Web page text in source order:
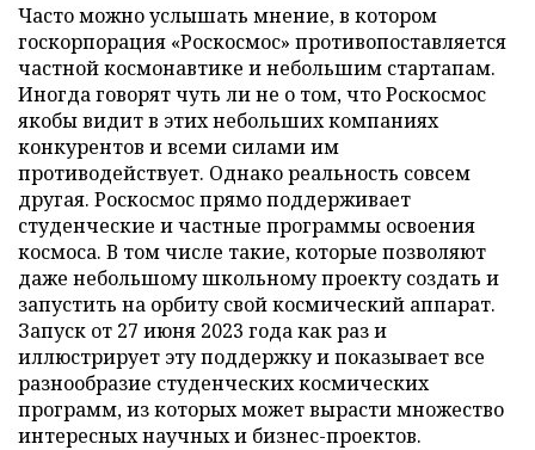
Часто можно услышать мнение, в котором
госкорпорация «Роскосмос» противопоставляется
частной космонавтике и небольшим стартапам.
Иногда говорят чуть ли не о том, что Роскосмос
якобы видит в этих небольших компаниях
конкурентов и всеми силами им
противодействует. Однако реальность совсем
другая. Роскосмос прямо поддерживает
студенческие и частные программы освоения
космоса. В том числе такие, которые позволяют
даже небольшому школьному проекту создать и
запустить на орбиту свой космический аппарат.
Запуск от 27 июня 2023 года как раз и
иллюстрирует эту поддержку и показывает все
разнообразие студенческих космических
программ, из которых может вырасти множество
интересных научных и бизнес-проектов.